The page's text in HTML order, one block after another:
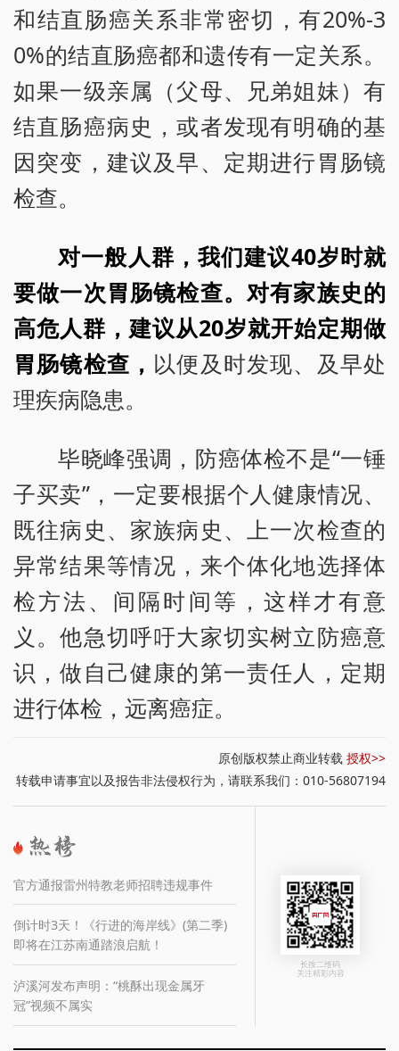
和结直肠癌关系非常密切，有20%-3
0%的结直肠癌都和遗传有一定关系。
如果一级亲属（父母、兄弟姐妹）有
结直肠癌病史，或者发现有明确的基
因突变，建议及早、定期进行胃肠镜
检查。
对一般人群，我们建议40岁时就
要做一次胃肠镜检查。对有家族史的
高危人群，建议从20岁就开始定期做
胃肠镜检查， 以便及时发现、及早处
理疾病隐患。
毕晓峰强调，防癌体检不是“一锤
子买卖”，一定要根据个人健康情况、
既往病史、家族病史、上一次检查的
异常结果等情况，来个体化地选择体
检方法、间隔时间等，这样才有意
义。他急切呼吁大家切实树立防癌意
识，做自己健康的第一责任人，定期
进行体检，远离癌症。
原创版权禁止商业转载 授权>>
转载申请事宜以及报告非法侵权行为，请联系我们：010-56807194
官方通报雷州特教老师招聘违规事件
倒计时3天！《行进的海岸线》(第二季)
即将在江苏南通踏浪启航！
泸溪河发布声明：“桃酥出现金属牙
冠”视频不属实
长按二维码
关注精彩内容